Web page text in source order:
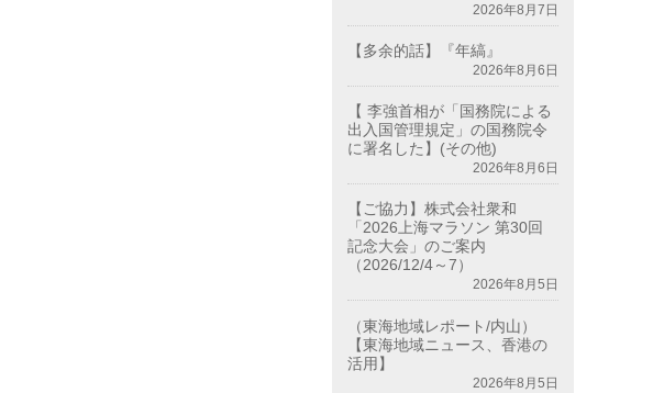
2026年8月7日
【多余的話】『年縞』
2026年8月6日
【 李強首相が「国務院による
出入国管理規定」の国務院令
に署名した】(その他)
2026年8月6日
【ご協力】株式会社衆和
「2026上海マラソン 第30回
記念大会」のご案内
（2026/12/4～7）
2026年8月5日
（東海地域レポート/内山）
【東海地域ニュース、香港の
活用】
2026年8月5日